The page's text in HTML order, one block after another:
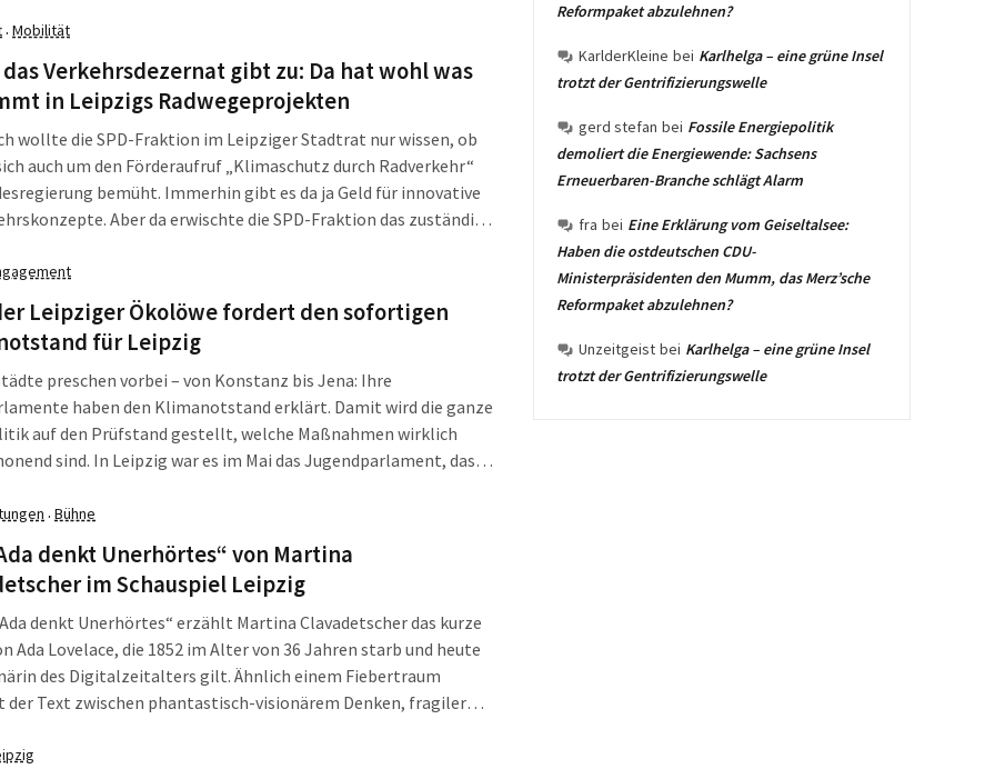
der hat ein Problem. Deswegen wirbt eine Petition jetzt für
an der Stelle.
· Mobilität
Verkehrsdezernat gibt zu: Da hat wohl was
in Leipzigs Radwegeprojekten
wollte die SPD-Fraktion im Leipziger Stadtrat nur wissen, ob
auch um den Förderaufruf „Klimaschutz durch Radverkehr“
bemüht. Immerhin gibt es da ja Geld für innovative
Aber da erwischte die SPD-Fraktion das zuständige
Leipziger Ökolöwe fordert den sofortigen
für Leipzig
preschen vorbei – von Konstanz bis Jena: Ihre
haben den Klimanotstand erklärt. Damit wird die ganze
auf den Prüfstand gestellt, welche Maßnahmen wirklich
sind. In Leipzig war es im Mai das Jugendparlament, das
hat den Beschluss immer mehr verzögert. Jetzt schließt
der Ökolöwe der Forderung an.
· Bühne
denkt Unerhörtes“ von Martina
im Schauspiel Leipzig
denkt Unerhörtes“ erzählt Martina Clavadetscher das kurze
Ada Lovelace, die 1852 im Alter von 36 Jahren starb und heute
des Digitalzeitalters gilt. Ähnlich einem Fiebertraum
Text zwischen phantastisch-visionärem Denken, fragiler
Reformpaket abzulehnen?
KarlderKleine bei Karlhelga – eine grüne Insel
trotzt der Gentrifizierungswelle
gerd stefan bei Fossile Energiepolitik
demoliert die Energiewende: Sachsens
Erneuerbaren-Branche schlägt Alarm
fra bei Eine Erklärung vom Geiseltalsee:
Haben die ostdeutschen CDU-
Ministerpräsidenten den Mumm, das Merz’sche
Reformpaket abzulehnen?
Unzeitgeist bei Karlhelga – eine grüne Insel
trotzt der Gentrifizierungswelle